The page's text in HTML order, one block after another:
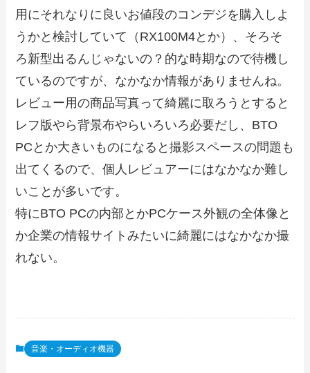
用にそれなりに良いお値段のコンデジを購入しよ
うかと検討していて（RX100M4とか）、そろそ
ろ新型出るんじゃないの？的な時期なので待機し
ているのですが、なかなか情報がありませんね。
レビュー用の商品写真って綺麗に取ろうとすると
レフ版やら背景布やらいろいろ必要だし、BTO
PCとか大きいものになると撮影スペースの問題も
出てくるので、個人レビュアーにはなかなか難し
いことが多いです。
特にBTO PCの内部とかPCケース外観の全体像と
か企業の情報サイトみたいに綺麗にはなかなか撮
れない。
音楽・オーディオ機器